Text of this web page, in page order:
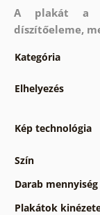
A plakát a
díszítőeleme,
Kategória
Elhelyezés
Kép technológia
Szín
Darab mennyiség
Plakátok